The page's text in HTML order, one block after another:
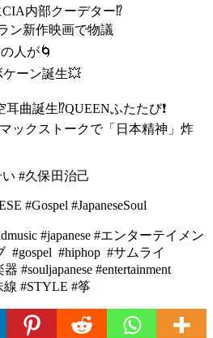
内部クーデター⁉️
ン新作映画で物議
人が🌀
ケーン誕生💥
曲誕生⁉️QUEENふたたび❗️
ックストークで「日本精神」炸
#久保田治己
#Gospel #JapaneseSoul
#japanese #エンターテイメン
#gospel #hiphop #サムライ
#souljapanese #entertainment
線 #STYLE #筝